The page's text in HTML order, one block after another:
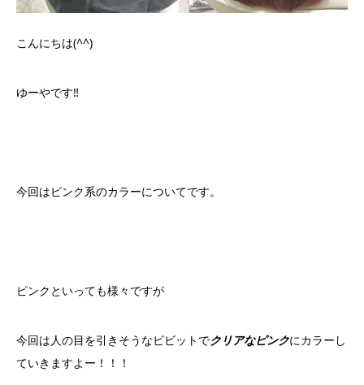
こんにちは(^^)
ゆーやです‼︎
今回はピンク系のカラーについてです。
ピンクといっても様々ですが
今回は人の目を引きそうなビビットでクリアなピンクにカラーし
ていきますよー！！！